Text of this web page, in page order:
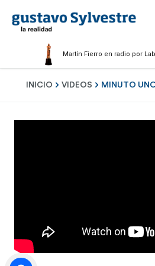
Martín Fierro en radio por Labor
INICIO VIDEOS MINUTO